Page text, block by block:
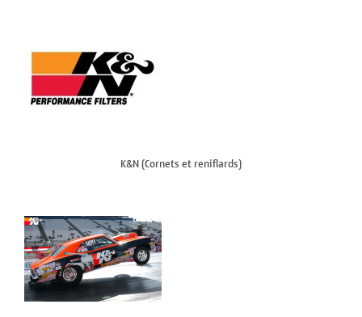
K&N (Cornets et reniflards)